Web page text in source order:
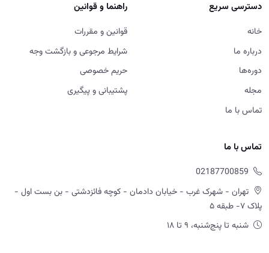
دسترسی سریع
خانه
درباره ما
دوره‌ها
مجله
تماس با ما
راهنما و قوانین
قوانین و مقررات
شرایط مرجوعی و بازگشت وجه
حریم خصوصی
پشتیبانی و پیگیری
تماس با ما
02187700859
تهران - شهرک غرب - خیابان دادمان - کوچه فائزدشتی - بن بست اول -
پلاک ۷- طبقه ۵
شنبه تا پنج‌شنبه، ۹ تا ۱۸